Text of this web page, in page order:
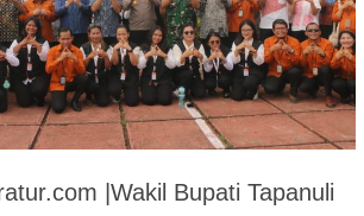
|Wakil Bupati Tapanuli